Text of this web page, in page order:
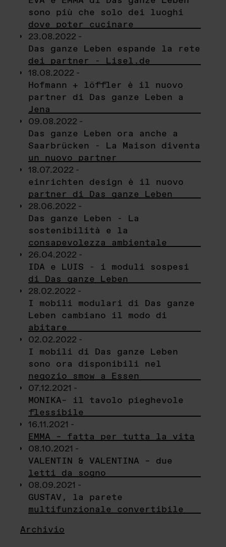
sono più che solo dei luoghi
dove poter cucinare
23.08.2022 -
Das ganze Leben espande la rete
dei partner - Lisel.de
18.08.2022 -
Hofmann + löffler è il nuovo
partner di Das ganze Leben a
Jena
09.08.2022 -
Das ganze Leben ora anche a
Saarbrücken - La Maison diventa
un nuovo partner
18.07.2022 -
einrichten design è il nuovo
partner di Das ganze Leben
28.06.2022 -
Das ganze Leben - La
sostenibilità e la
consapevolezza ambientale
26.04.2022 -
IDA e LUIS - i moduli sospesi
di Das ganze Leben
28.02.2022 -
I mobili modulari di Das ganze
Leben cambiano il modo di
abitare
02.02.2022 -
I mobili di Das ganze Leben
sono ora disponibili nel
negozio smow a Essen
07.12.2021 -
MONIKA– il tavolo pieghevole
flessibile
16.11.2021 -
EMMA – fatta per tutta la vita
08.10.2021 -
VALENTIN & VALENTINA – due
letti da sogno
08.09.2021 -
GUSTAV, la parete
multifunzionale convertibile
Archivio